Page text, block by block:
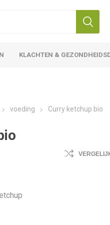
KLACHTEN &
voeding Curry ketchup bio